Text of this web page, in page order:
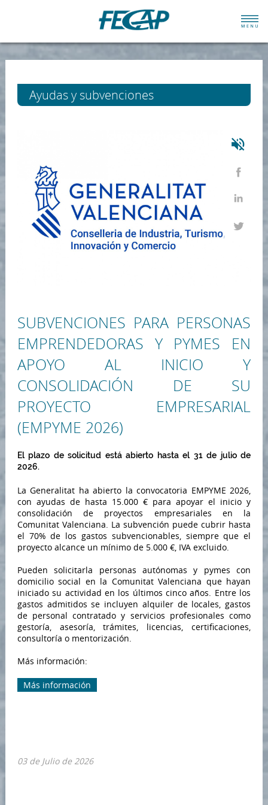
Ayudas y subvenciones
SUBVENCIONES PARA PERSONAS
EMPRENDEDORAS Y PYMES EN
APOYO AL INICIO Y
CONSOLIDACIÓN DE SU
PROYECTO EMPRESARIAL
(EMPYME 2026)
El plazo de solicitud está abierto hasta el 31 de julio de
2026.
La Generalitat ha abierto la convocatoria EMPYME 2026,
con ayudas de hasta 15.000 € para apoyar el inicio y
consolidación de proyectos empresariales en la
Comunitat Valenciana. La subvención puede cubrir hasta
el 70% de los gastos subvencionables, siempre que el
proyecto alcance un mínimo de 5.000 €, IVA excluido.
Pueden solicitarla personas autónomas y pymes con
domicilio social en la Comunitat Valenciana que hayan
iniciado su actividad en los últimos cinco años. Entre los
gastos admitidos se incluyen alquiler de locales, gastos
de personal contratado y servicios profesionales como
gestoría, asesoría, trámites, licencias, certificaciones,
consultoría o mentorización.
Más información:
Más información
03 de Julio de 2026